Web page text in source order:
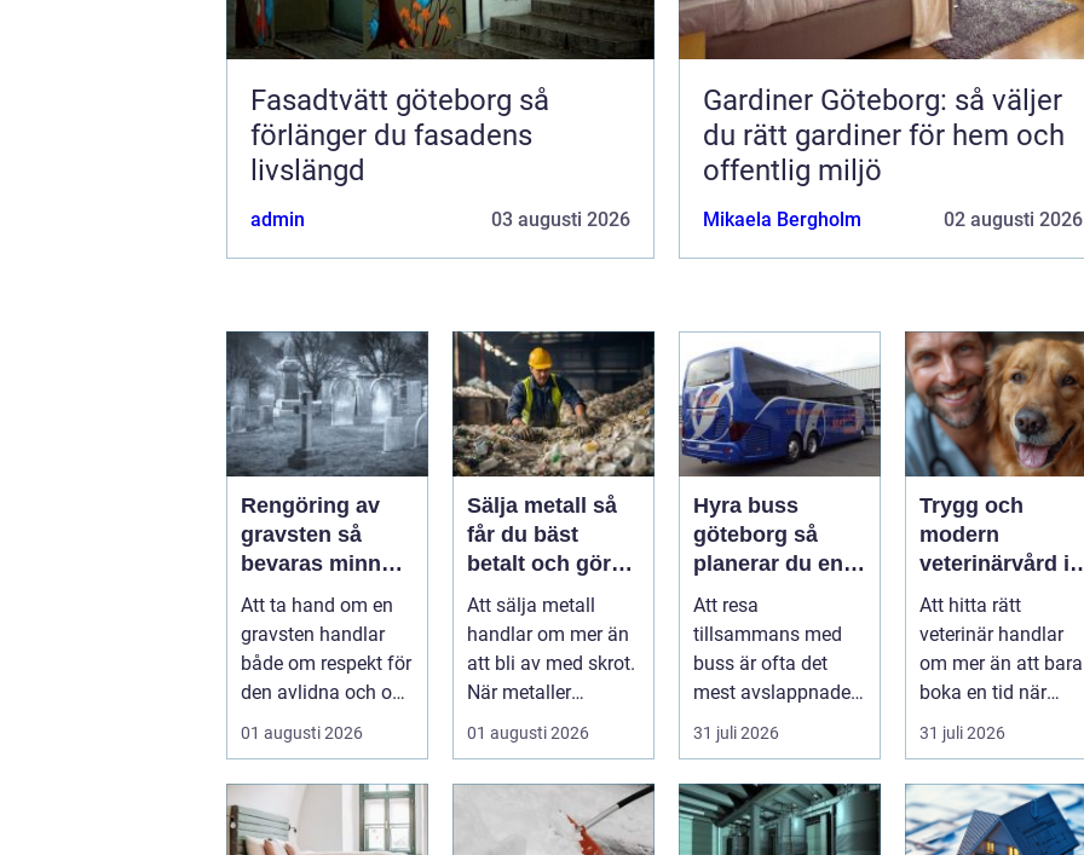
Fasadtvätt göteborg så
förlänger du fasadens
livslängd
admin 03 augusti 2026
Gardiner Göteborg: så väljer
du rätt gardiner för hem och
offentlig miljö
Mikaela Bergholm 02 augusti 2026
Rengöring av
gravsten så
bevaras minnet
och stenen
håller längre
Att ta hand om en
gravsten handlar
både om respekt för
den avlidna och om
att bevara en viktig
plats...
01 augusti 2026
Sälja metall så
får du bäst
betalt och gör
störst nytta för
miljön
Att sälja metall
handlar om mer än
att bli av med skrot.
När metaller
återvinns sparas
stora mängder...
01 augusti 2026
Hyra buss
göteborg så
planerar du en
trygg och
smidig
gruppresa
Att resa
tillsammans med
buss är ofta det
mest avslappnade
sättet att ta en
större grupp från
punkt ...
31 juli 2026
Trygg och
modern
veterinärvård i
sollentuna med
omnejd
Att hitta rätt
veterinär handlar
om mer än att bara
boka en tid när
djuret är sjukt. För
många djurä...
31 juli 2026